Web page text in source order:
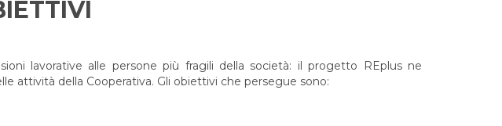
lavorative alle persone più fragili della società: il progetto REplus ne
attività della Cooperativa. Gli obiettivi che persegue sono: